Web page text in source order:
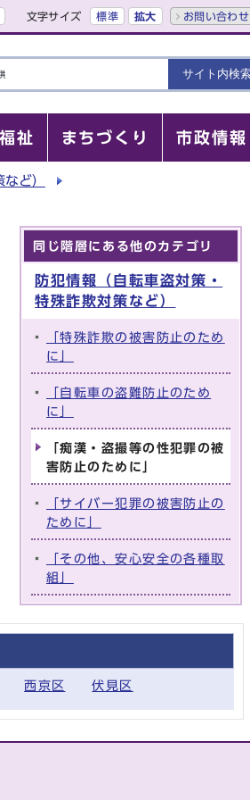
文字サイズ 標準 拡大 お問い合わせ
祉 まちづくり 市政情報
ど）
同じ階層にある他のカテゴリ
防犯情報（自転車盗対策・
特殊詐欺対策など）
「特殊詐欺の被害防止のため
に」
「自転車の盗難防止のため
に」
「痴漢・盗撮等の性犯罪の被
害防止のために」
「サイバー犯罪の被害防止の
ために」
「その他、安心安全の各種取
組」
西京区 伏見区